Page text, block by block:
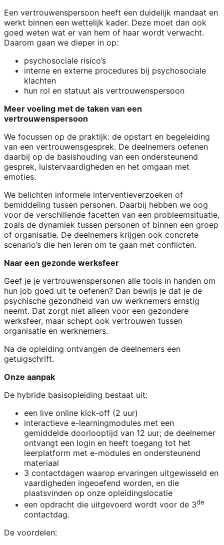
Een vertrouwenspersoon heeft een duidelijk mandaat en
werkt binnen een wettelijk kader. Deze moet dan ook
goed weten wat er van hem of haar wordt verwacht.
Daarom gaan we dieper in op:
psychosociale risico’s
interne en externe procedures bij psychosociale
klachten
hun rol en statuut als vertrouwenspersoon
Meer voeling met de taken van een
vertrouwenspersoon
We focussen op de praktijk: de opstart en begeleiding
van een vertrouwensgesprek. De deelnemers oefenen
daarbij op de basishouding van een ondersteunend
gesprek, luistervaardigheden en het omgaan met
emoties.
We belichten informele interventieverzoeken of
bemiddeling tussen personen. Daarbij hebben we oog
voor de verschillende facetten van een probleemsituatie,
zoals de dynamiek tussen personen of binnen een groep
of organisatie. De deelnemers krijgen ook concrete
scenario’s die hen leren om te gaan met conflicten.
Naar een gezonde werksfeer
Geef je je vertrouwenspersonen alle tools in handen om
hun job goed uit te oefenen? Dan bewijs je dat je de
psychische gezondheid van uw werknemers ernstig
neemt. Dat zorgt niet alleen voor een gezondere
werksfeer, maar schept ook vertrouwen tussen
organisatie en werknemers.
Na de opleiding ontvangen de deelnemers een
getuigschrift.
Onze aanpak
De hybride basisopleiding bestaat uit:
een live online kick-off (2 uur)
interactieve e-learningmodules met een
gemiddelde doorlooptijd van 12 uur; de deelnemer
ontvangt een login en heeft toegang tot het
leerplatform met e-modules en ondersteunend
materiaal
3 contactdagen waarop ervaringen uitgewisseld en
vaardigheden ingeoefend worden, en die
plaatsvinden op onze opleidingslocatie
een opdracht die uitgevoerd wordt voor de 3de
contactdag.
De voordelen: